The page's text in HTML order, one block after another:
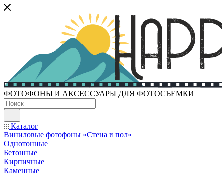
ФОТОФОНЫ И АКСЕССУАРЫ ДЛЯ ФОТОСЪЕМКИ
Каталог
Виниловые фотофоны «Стена и пол»
Однотонные
Бетонные
Кирпичные
Каменные